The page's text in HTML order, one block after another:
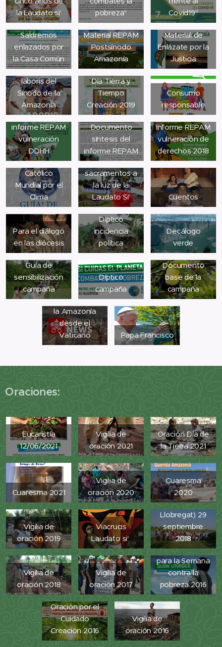
la Laudato si’
pobreza"
Covid19"
Ante la crisis
del coronavirus:
Saldremos
enlazados por
la Casa Común
Material REPAM
Postsínodo
Amazonía
Material de
Enlázate por la
Justicia
Instrumentum
laboris del
Sínodo de la
Amazonía
Guión modular
para celebrar
Día Tierra y
Tiempo
Creación 2019
Consumo
responsable
Díptico
resumen del
informe REPAM
vulneración
DDHH
Documento
síntesis del
informe REPAM
Informe REPAM
vulneración de
derechos 2018
Guía del
Movimiento
Católico
Mundial por el
Clima
Celebrar los
sacramentos a
la luz de la
Laudato Si'
Cuentos
Para el diálogo
en las diócesis
Díptico
incidencia
política
Decálogo
verde
Guía de
sensibilización
campaña
Díptico
campaña
Documento
base de la
campaña
Noticias sobre
la Amazonía
desde el
Vaticano
Papa Francisco
Oraciones:
Eucaristía
12/06/2021
Vigilia de
oración 2021
Oración Día de
la Tierra 2021
Cuaresma 2021
Vigilia de
oración 2020
Cuaresma
2020
Vigilia de
oración 2019
Viacrucis
Laudato si'
Via-aqua
(Paseo por el
Delta del
Llobregat) 29
septiembre
2018
Vigilia de
oración 2018
Vigilia de
oración 2017
Guión litúrgico
para la Semana
contra la
pobreza 2016
Jornada
Mundial de
Oración por el
Cuidado
Creación 2016
Vigilia de
oración 2016